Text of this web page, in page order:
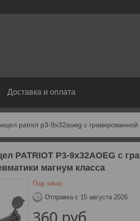
Доставка и оплата
PATRIOT P3-9х32AOEG с
магнум класса
Под заказ
Отправка с 15 августа 2026